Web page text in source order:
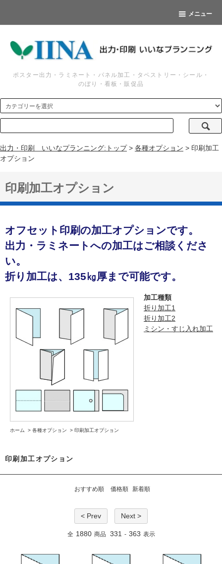
メニュー
ポスター出力・ラミネート・パネル加工・タペストリー・シール・
のぼり・看板・販促品
出力・印刷 いいなプランニング:トップ> 各種オプション > 印刷加工
オプション
印刷加工オプション
オフセット印刷の加工オプションです。
出力・ラミネートへの加工はご相談くださ
い。
折り加工は、135㎏厚まで可能です。
加工種類
折り加工1
折り加工2
ミシン・すじ入れ加工
ホーム > 各種オプション > 印刷加工オプション
印刷加工オプション
おすすめ順 価格順 新着順
< Prev Next >
全 1880 商品 331 - 363 表示